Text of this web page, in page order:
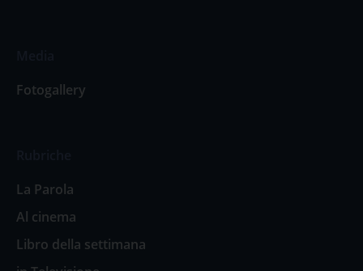
Fotogallery
La Parola
Al cinema
Libro della settimana